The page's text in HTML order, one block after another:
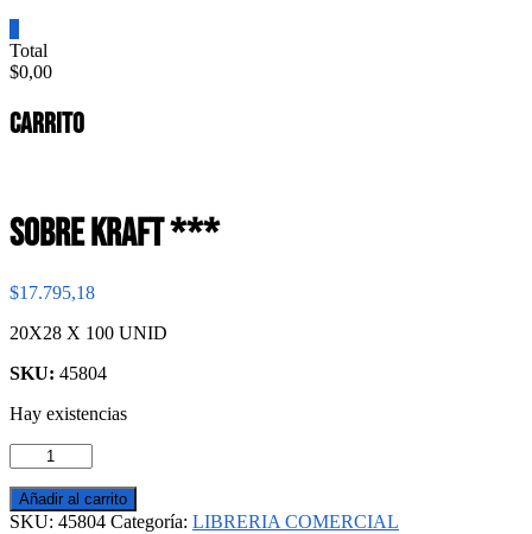
Total
$0,00
Carrito
SOBRE KRAFT ***
$17.795,18
20X28 X 100 UNID
SKU: 45804
Hay existencias
SOBRE
KRAFT
***
cantidad
Añadir al carrito
SKU: 45804 Categoría: LIBRERIA COMERCIAL